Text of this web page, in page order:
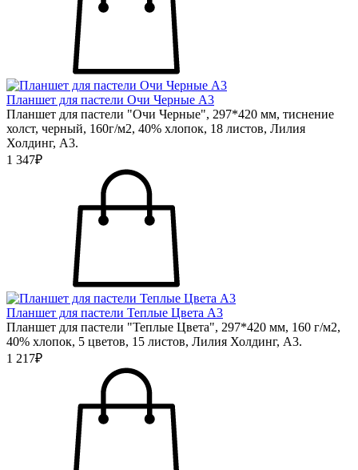
Планшет для пастели Очи Черные А3
Планшет для пастели "Очи Черные", 297*420 мм, тиснение
холст, черный, 160г/м2, 40% хлопок, 18 листов, Лилия
Холдинг, А3.
1 347₽
Планшет для пастели Теплые Цвета А3
Планшет для пастели "Теплые Цвета", 297*420 мм, 160 г/м2,
40% хлопок, 5 цветов, 15 листов, Лилия Холдинг, А3.
1 217₽